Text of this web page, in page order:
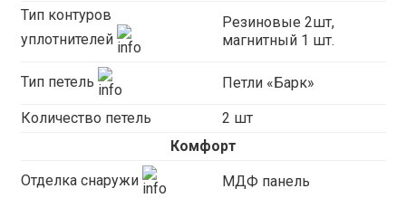
Тип контуров
уплотнителей
Резиновые 2шт,
магнитный 1 шт.
Тип петель Петли «Барк»
Количество петель
2 шт
Комфорт
Отделка снаружи МДФ панель